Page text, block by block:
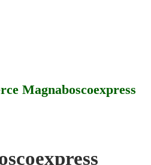
Magnaboscoexpress